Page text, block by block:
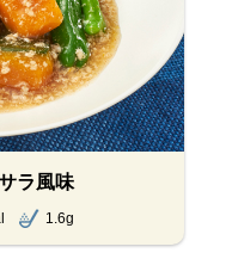
ラ風味
1.6g